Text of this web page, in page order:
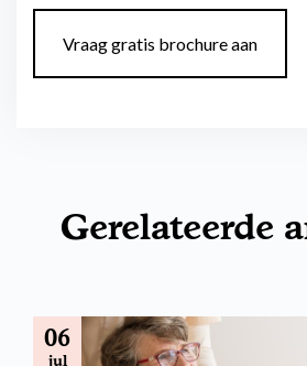
Vraag gratis brochure aan
Gerelateerde
06
jul